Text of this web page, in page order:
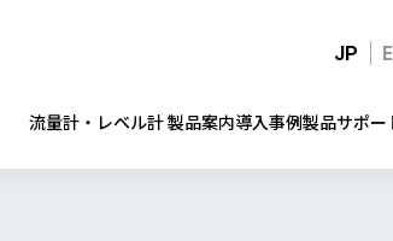
JP
流量計・レベル計 製品案内導入事例製品サポー